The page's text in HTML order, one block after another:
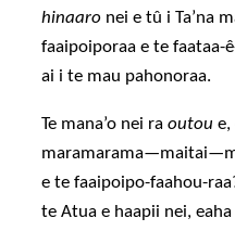
hinaaro nei e tû i Ta’na
faaipoiporaa e te faataa-
ai i te mau pahonoraa.
Te mana’o nei raoutou e,
e te faaipoipo-faahou-
te Atua e haapii nei,